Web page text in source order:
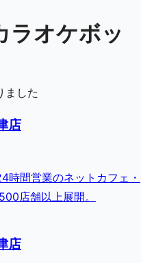
ラオケボッ
ました
店
時間営業のネットカフェ・
店舗以上展開。
店